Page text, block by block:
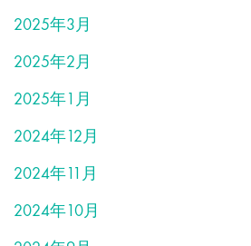
2025年3月
2025年2月
2025年1月
2024年12月
2024年11月
2024年10月